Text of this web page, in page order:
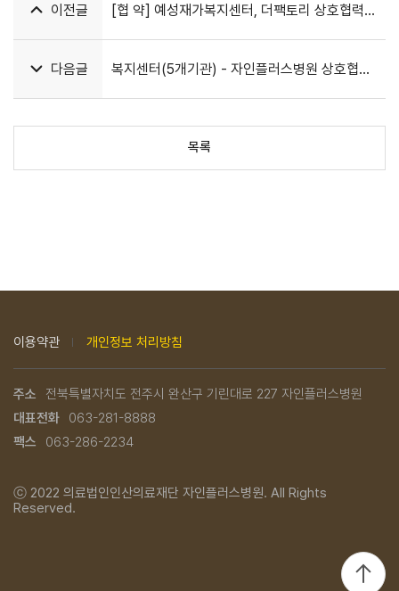
이전글
[협 약] 예성재가복지센터, 더팩토리 상호협력
다음글
복지센터(5개기관) - 자인플러스병원 상호협력
목록
이용약관 개인정보 처리방침
주소
전북특별자치도 전주시 완산구 기린대로 227 자인플러스병원
대표전화
063-281-8888
팩스
063-286-2234
ⓒ 2022 의료법인인산의료재단 자인플러스병원. All Rights
Reserved.